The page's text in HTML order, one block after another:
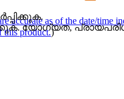
accurate as of the date/time
this product.)
യോഗ്യത,